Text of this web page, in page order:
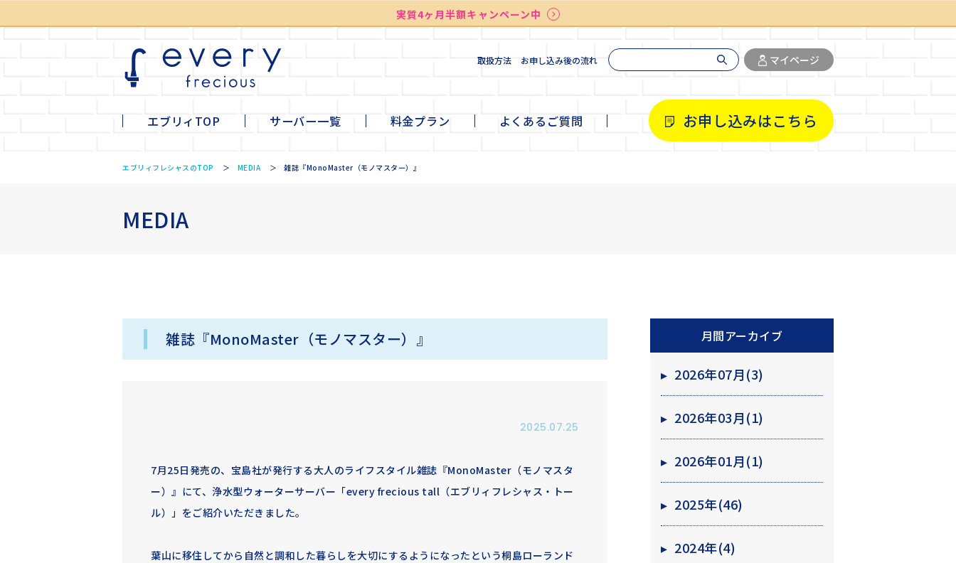
実質4ヶ月半額キャンペーン中
取扱方法 お申し込み後の流れ 検索 マイページ
エブリィTOP サーバー一覧
lite
mini
料金プラン よくあるご質問 お申し込みはこちら
エブリィフレシャスのTOP MEDIA 雑誌『MonoMaster（モノマスター）』
MEDIA
雑誌『MonoMaster（モノマスター）』
2025.07.25
7月25日発売の、宝島社が発行する大人のライフスタイル雑誌『MonoMaster（モノマスタ
ー）』にて、浄水型ウォーターサーバー「every frecious tall（エブリィフレシャス・トー
ル）」をご紹介いただきました。
葉山に移住してから自然と調和した暮らしを大切にするようになったという桐島ローランド
月間アーカイブ
▸ 2026年07月(3)
▸ 2026年03月(1)
▸ 2026年01月(1)
▸ 2025年(46)
▸ 2024年(4)